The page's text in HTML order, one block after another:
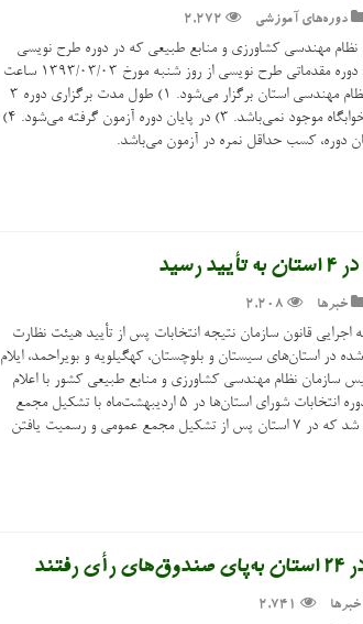
دوره‌های آموزشی 2,272
نظام مهندسی کشاورزی و منابع طبیعی که در دوره طرح نویسی
مقدماتی ثبت‌نام نموده‌اند: دوره مقدماتی طرح نویسی از روز شنبه مورخ 1393/03/03 ساعت
2 عصر در محل سازمان نظام مهندسی استان برگزار می‌شود. ۱) طول مدت برگزاری دوره 3
روز می‌باشد. 2) امکانات خوابگاه موجود نمی‌باشد. 3) در پایان دوره آزمون گرفته می‌شود. 4)
دوره، کسب حداقل نمره در آزمون می‌باشد.
خبرها 2,208
۶۸ آیین‌نامه اجرایی قانون سازمان نتیجه انتخابات پس از تأیید هیئت نظارت
در استان‌های سیستان و بلوچستان، کهگیلویه و بویراحمد، ایلام
سازمان نظام مهندسی کشاورزی و منابع طبیعی کشور با اعلام
این خبر گفت: چهارمین دوره انتخابات شورای استان‌ها در ۵ اردیبهشت‌ماه با تشکیل مجمع
عمومی در استان‌ها برگزار شد که در ۷ استان پس از تشکیل مجمع عمومی و رسمیت یافتن
خبرها 2,741